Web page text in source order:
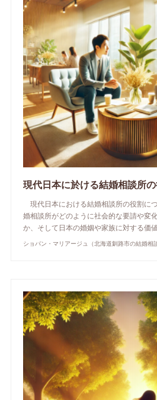
現代日本に於ける結婚相談所
現代日本における結婚相談所の役割に
婚相談所がどのように社会的な要請や変
か、そして日本の婚姻や家族に対する価